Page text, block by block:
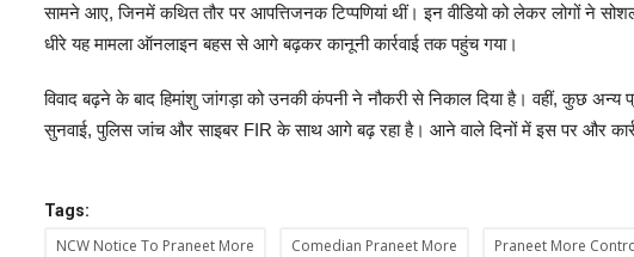
सामने आए, जिनमें कथित तौर पर आपत्तिजनक टिप्पणियां थीं। इन वीडियो को लेकर लोगों ने
धीरे यह मामला ऑनलाइन बहस से आगे बढ़कर कानूनी कार्रवाई तक पहुंच गया।
विवाद बढ़ने के बाद हिमांशु जांगड़ा को उनकी कंपनी ने नौकरी से निकाल दिया है। वहीं, कुछ अन्य
सुनवाई, पुलिस जांच और साइबर FIR के साथ आगे बढ़ रहा है। आने वाले दिनों में इस पर और
Tags:
NCW Notice To Praneet More Comedian Praneet More Praneet More